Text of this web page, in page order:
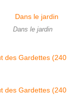
Dans le jardin